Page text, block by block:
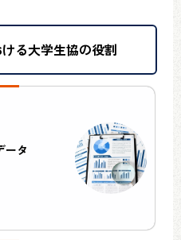
る大学生協の役割
ータ